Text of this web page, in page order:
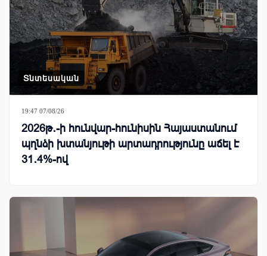
Տնտեսական
19:47 07/08/26
2026թ․-ի հունվար-հունիսին Հայաստանում
պղնձի խտանյութի արտադրությունը աճել է
31․4%-ով